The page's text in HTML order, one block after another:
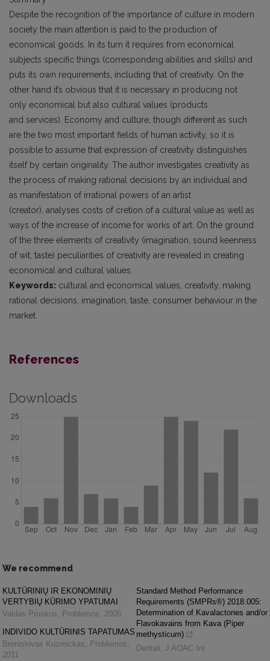
Despite the recognition of the importance of culture in modern
society the main attention is paid to the production of
economical goods. In its turn it requires from economical
subjects specific things (corresponding abilities and skills) and
puts its own requirements, including that of creativity. On the
other hand it’s obvious that it is necessary in producing not
only economical but also cultural values (products
and services). Economy and culture, though different as such
are the two most important fields of human activity, so it is
possible to assume that expression of creativity distinguishes
itself by certain originality. The author investigates creativity as
the process of making rational decisions by an individual and
as manifestation of irrational powers of an artist
(creator), analyses costs of cretion of a cultural value as well as
ways of the increase of income for works of art. On the ground
of the three elements of creativity (imagination, sound keenness
of wit, taste) peculiarities of creativity are revealed in creating
economical and cultural values.
Keywords: cultural and economical values, creativity, making
rational decisions, imagination, taste, consumer behaviour in the
market.
References
Downloads
We recommend
KULTŪRINIŲ IR EKONOMINIŲ
VERTYBIŲ KŪRIMO YPATUMAI
Valdas Pruskus, Problemos, 2005
INDIVIDO KULTŪRINIS TAPATUMAS
Bronislovas Kuzmickas, Problemos,
2011
Standard Method Performance
Requirements (SMPRs®) 2018.005:
Determination of Kavalactones and/or
Flavokavains from Kava (Piper
methysticum)
Dentali, J AOAC Int